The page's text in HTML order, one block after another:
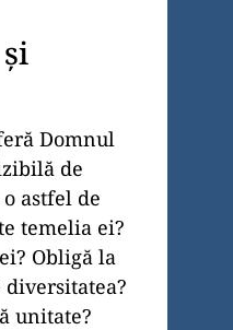
Domnul
de
astfel de
temelia ei?
Obligă la
unitate?